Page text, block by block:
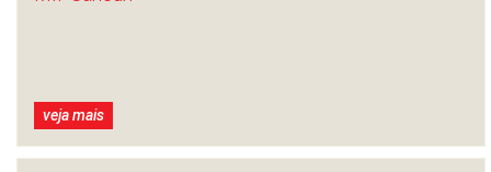
veja mais